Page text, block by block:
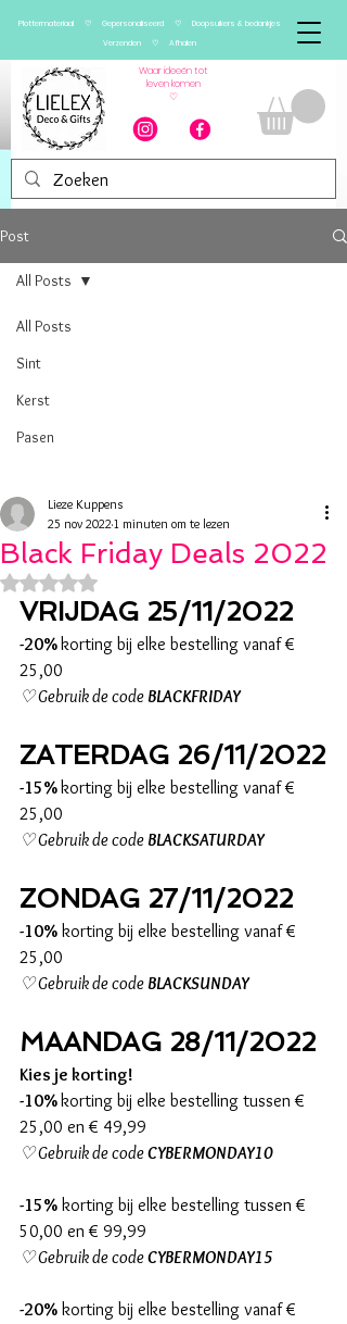
Plottermateriaal ♡ Gepersonaliseerd ♡ Doopsuikers & bedankjes
Verzenden ♡ Afhalen
Waar ideeën tot
leven komen
♡
Post
All Posts
Sint
Kerst
Pasen
All Posts
Black Friday Deals 2022
Lieze Kuppens
25 nov 20221 minuten om te lezen
Beoordeeld met NaN uit 5 sterren.
VRIJDAG 25/11/2022
-20% korting bij elke bestelling vanaf €
25,00
♡ Gebruik de code BLACKFRIDAY
ZATERDAG 26/11/2022
-15% korting bij elke bestelling vanaf €
25,00
♡ Gebruik de code BLACKSATURDAY
ZONDAG 27/11/2022
-10% korting bij elke bestelling vanaf €
25,00
♡ Gebruik de code BLACKSUNDAY
MAANDAG 28/11/2022
Kies je korting!
-10% korting bij elke bestelling tussen €
25,00 en € 49,99
♡ Gebruik de code CYBERMONDAY10
-15% korting bij elke bestelling tussen €
50,00 en € 99,99
♡ Gebruik de code CYBERMONDAY15
-20% korting bij elke bestelling vanaf €